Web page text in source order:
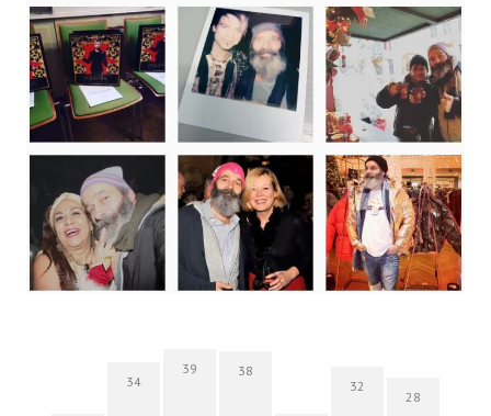
34
39 38
32
28